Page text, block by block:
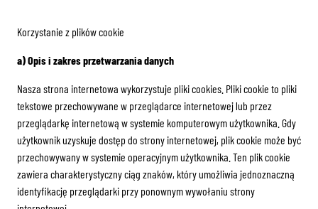
Korzystanie z plików cookie
a) Opis i zakres przetwarzania danych
Nasza strona internetowa wykorzystuje pliki cookies. Pliki cookie to pliki
tekstowe przechowywane w przeglądarce internetowej lub przez
przeglądarkę internetową w systemie komputerowym użytkownika. Gdy
użytkownik uzyskuje dostęp do strony internetowej, plik cookie może być
przechowywany w systemie operacyjnym użytkownika. Ten plik cookie
zawiera charakterystyczny ciąg znaków, który umożliwia jednoznaczną
identyfikację przeglądarki przy ponownym wywołaniu strony